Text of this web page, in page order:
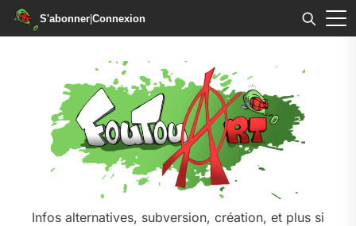
S'abonner|Connexion
Infos alternatives, subversion, création, et plus si